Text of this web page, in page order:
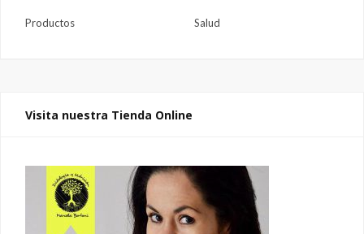
Productos Salud
Visita nuestra Tienda Online